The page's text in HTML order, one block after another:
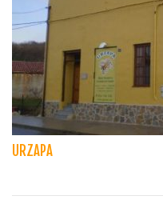
URZAPA